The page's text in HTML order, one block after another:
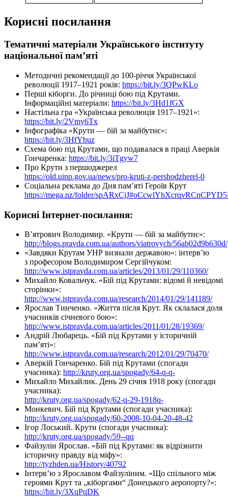
Корисні посилання
Тематичні матеріали Українського інституту
національної пам’яті
Методичні рекомендації до 100-річчя Української
революції 1917–1921 років: https://bit.ly/3QPwKLo
Перші кіборги. До річниці бою під Крутами.
Інформаційні матеріали: https://bit.ly/3Hd1fGX
Настільна гра «Українська революція 1917–1921»:
https://bit.ly/2Vmy6Tx
Інфографіка «Крути — бій за майбутнє»:
https://bit.ly/3HfYbuz
Схема бою під Крутами, що подавалася в праці Аверкія
Гончаренка: https://bit.ly/3iTgyw7
Про Крути з першоджерел
https://old.uinp.gov.ua/news/pro-kruti-z-pershodzherel-0
Соціальна реклама до Дня пам’яті Героїв Крут
https://mega.nz/folder/
Корисні Інтернет-посилання:
В’ятрович Володимир. «Крути — бій за майбутнє»:
http://blogs.pravda.com.ua/authors/viatrovych/56ab02d9b630d/
«Завдяки Крутам УНР визнали державою»: інтерв’ю
з професором Володимиром Сергійчуком:
http://www.istpravda.com.ua/articles/2013/01/29/110360/
Михайло Ковальчук. «Бій під Крутами: відомі й невідомі
сторінки»:
http://www.istpravda.com.ua/research/2014/01/29/141189/
Ярослав Тинченко. «Життя після Крут. Як склалася доля
учасників січневого бою»:
http://www.istpravda.com.ua/articles/2011/01/28/19369/
Андрій Любарець. «Бій під Крутами у історичній
пам’яті»:
http://www.istpravda.com.ua/research/2012/01/29/70470/
Аверкій Гончаренко. Бій під Крутами (спогади
учасника): http://kruty.org.ua/spogady/64-q-q-
Михайло Михайлик. День 29 січня 1918 року (спогади
учасника):
http://kruty.org.ua/spogady/62-q-29-1918q-
Монкевич. Бій під Крутами (спогади учасника):
http://kruty.org.ua/spogady/60-2008-10-04-20-48-42
Ігор Лоський. Крути (спогади учасника):
http://kruty.org.ua/spogady/59--qq
Файзулін Ярослав. «Бій під Крутами: як відрізнити
історичну правду від міфу»:
http://tyzhden.ua/History/40792
Інтерв’ю з Ярославом Файзуліним. «Що спільного між
героями Крут та „кіборгами“ Донецького аеропорту?»:
https://bit.ly/3XqPqDK